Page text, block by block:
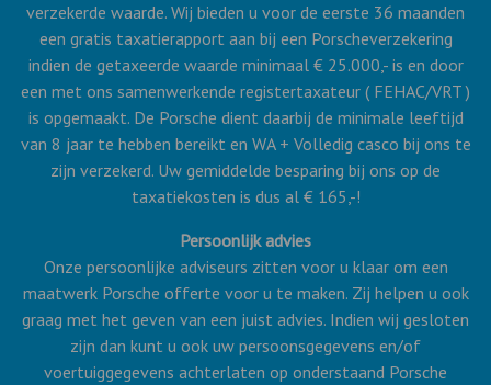
verzekerde waarde. Wij bieden u voor de eerste 36 maanden
een gratis taxatierapport aan bij een Porscheverzekering
indien de getaxeerde waarde minimaal € 25.000,- is en door
een met ons samenwerkende registertaxateur ( FEHAC/VRT )
is opgemaakt. De Porsche dient daarbij de minimale leeftijd
van 8 jaar te hebben bereikt en WA + Volledig casco bij ons te
zijn verzekerd. Uw gemiddelde besparing bij ons op de
taxatiekosten is dus al € 165,-!
Persoonlijk advies
Onze persoonlijke adviseurs zitten voor u klaar om een
maatwerk Porsche offerte voor u te maken. Zij helpen u ook
graag met het geven van een juist advies. Indien wij gesloten
zijn dan kunt u ook uw persoonsgegevens en/of
voertuiggegevens achterlaten op onderstaand Porsche